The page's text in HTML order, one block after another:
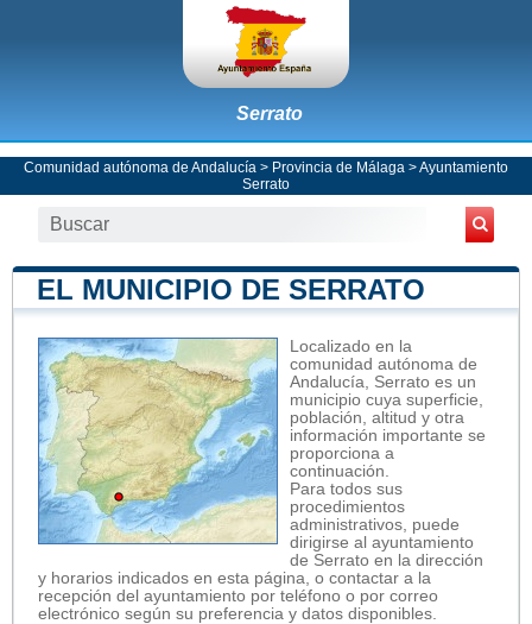
Serrato
Comunidad autónoma de Andalucía > Provincia de Málaga >Ayuntamiento
Serrato
EL MUNICIPIO DE SERRATO
Localizado en la
comunidad autónoma de
Andalucía, Serrato es un
municipio cuya superficie,
población, altitud y otra
información importante se
proporciona a
continuación.
Para todos sus
procedimientos
administrativos, puede
dirigirse al ayuntamiento
de Serrato en la dirección
y horarios indicados en esta página, o contactar a la
recepción del ayuntamiento por teléfono o por correo
electrónico según su preferencia y datos disponibles.